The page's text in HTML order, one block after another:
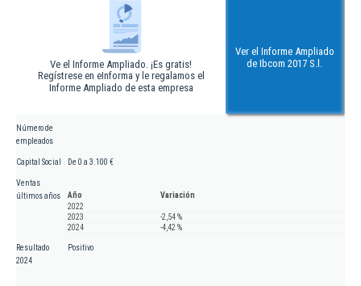
Ve el Informe Ampliado. ¡Es gratis!
Regístrese en eInforma y le regalamos el
Informe Ampliado de esta empresa
Ver el Informe Ampliado
de Ibcom 2017 S.l.
Número de
empleados
Capital Social De 0 a 3.100 €
Ventas
últimos años
Año
Variación
2022
2023
-2,54 %
2024
-4,42 %
Resultado
2024
Positivo